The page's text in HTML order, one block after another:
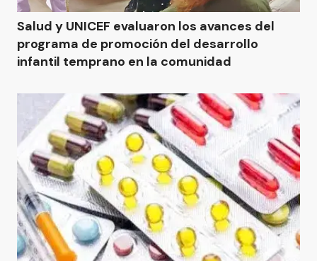
Salud y UNICEF evaluaron los avances del
programa de promoción del desarrollo
infantil temprano en la comunidad